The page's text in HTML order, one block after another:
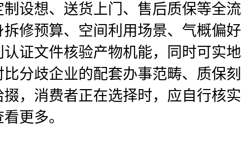
设想、送货上门、售后质保等全流
修预算、空间利用场景、气概偏好
证文件核验产物机能，同时可实地
分歧企业的配套办事范畴、质保刻
，消费者正在选择时，应自行核实
更多。